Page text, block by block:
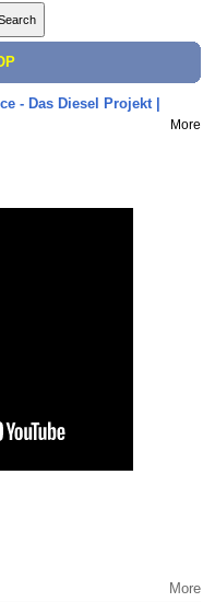
- Das Diesel Projekt |
More
More